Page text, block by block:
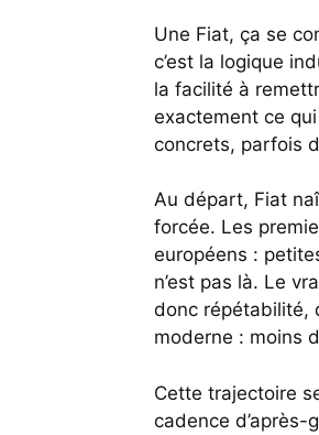
Une Fiat, ça se
c’est la logique
la facilité à
exactement ce
concrets, parfois
Au départ, Fiat
forcée. Les
européens :
n’est pas là. Le
donc répétabilité,
moderne : moins
Cette trajectoire
cadence